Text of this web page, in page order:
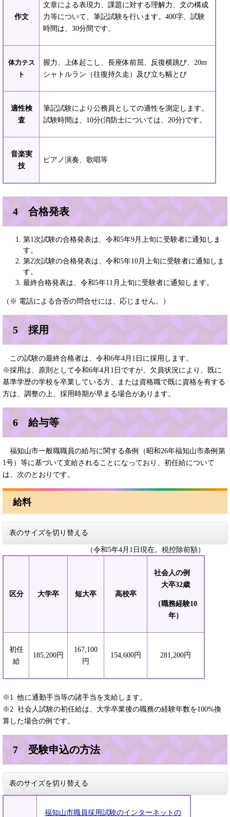
作文
文章による表現力、課題に対する理解力、文の構成
力等について、筆記試験を行います。400字、試験
時間は、30分間です。
体力テス
ト
握力、上体起こし、長座体前屈、反復横跳び、20m
シャトルラン（往復持久走）及び立ち幅とび
適性検
査
筆記試験により公務員としての適性を測定します。
試験時間は、10分(消防士については、20分)です。
音楽実
技
ピアノ演奏、歌唱等
4 合格発表
第1次試験の合格発表は、令和5年9月上旬に受験者に通知しま
す。
第2次試験の合格発表は、令和5年10月上旬に受験者に通知しま
す。
最終合格発表は、令和5年11月上旬に受験者に通知します。
（※ 電話による合否の問合せには、応じません。）
5 採用
この試験の最終合格者は、令和6年4月1日に採用します。
※採用は、原則として令和6年4月1日ですが、欠員状況により、既に
基準学歴の学校を卒業している方、または資格職で既に資格を有する
方は、調整の上、採用時期が早まる場合があります。
6 給与等
福知山市一般職職員の給与に関する条例（昭和26年福知山市条例第
1号）等に基づいて支給されることになっており、初任給について
は、次のとおりです。
給料
表のサイズを切り替える
（令和5年4月1日現在。税控除前額）
区分 大学卒 短大卒 高校卒
社会人の例
大卒32歳
（職務経験10
年）
初任
給
185,200円
167,100
円
154,600円 281,200円
※1 他に通勤手当等の諸手当を支給します。
※2 社会人試験の初任給は、大学卒業後の職務の経験年数を100%換
算した場合の例です。
7 受験申込の方法
表のサイズを切り替える
福知山市職員採用試験のインターネットの